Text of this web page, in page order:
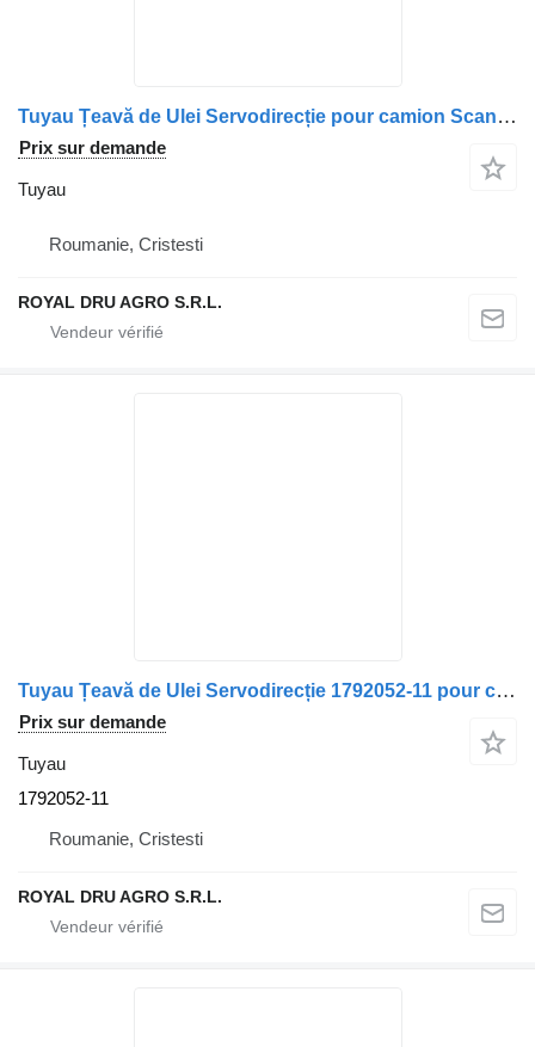
Tuyau Țeavă de Ulei Servodirecție pour camion Scania – Cod: 1498720
Prix sur demande
Tuyau
Roumanie, Cristesti
ROYAL DRU AGRO S.R.L.
Tuyau Țeavă de Ulei Servodirecție 1792052-11 pour camion Scania
Prix sur demande
Tuyau
1792052-11
Roumanie, Cristesti
ROYAL DRU AGRO S.R.L.